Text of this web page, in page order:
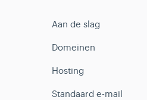
Aan de slag
Domeinen
Hosting
Standaard e-mail